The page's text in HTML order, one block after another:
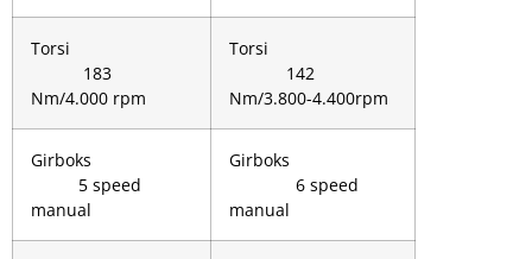
Torsi
183
Nm/4.000 rpm
Torsi
142
Nm/3.800-4.400rpm
Girboks
5 speed
manual
Girboks
6 speed
manual